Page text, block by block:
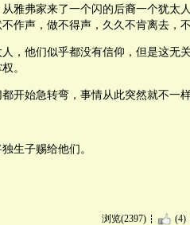
雅弗家来了一个闪的后裔一个犹太
作声，做不得声，久久不肯离去，不
，他们似乎都没有信仰，但是这无
。
开始急转弯，事情从此突然就不一样
生子赐给他们。
浏览(2397) (4)